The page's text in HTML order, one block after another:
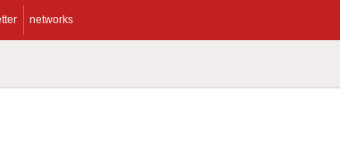
networks